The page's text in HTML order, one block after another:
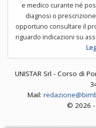
e medico curante né
diagnosi o
opportuno consultare il
riguardo indicazioni su
UNISTAR Srl - Corso di
Mail:
© 2026 -